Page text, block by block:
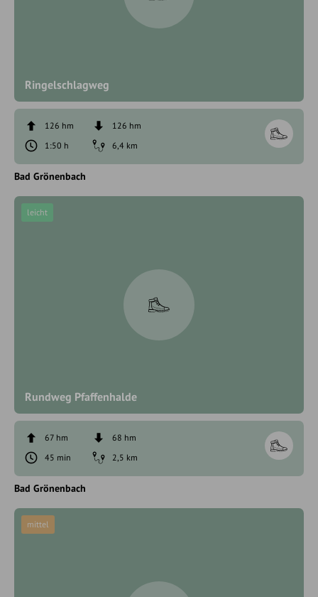
Ringelschlagweg
126 hm
126 hm
1:50 h
6,4 km
Bad Grönenbach
Rundweg Pfaffenhalde
leicht
67 hm
68 hm
45 min
2,5 km
Bad Grönenbach
mittel